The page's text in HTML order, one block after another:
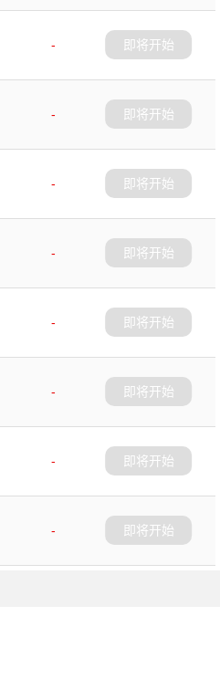
-
即将开始
-
即将开始
-
即将开始
-
即将开始
-
即将开始
-
即将开始
-
即将开始
-
即将开始